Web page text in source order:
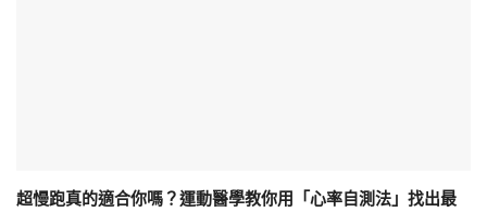
超慢跑真的適合你嗎？運動醫學教你用「心率自測法」找出最